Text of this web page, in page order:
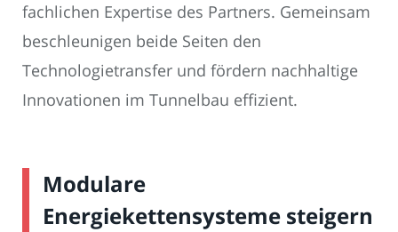
fachlichen Expertise des Partners. Gemeinsam
beschleunigen beide Seiten den
Technologietransfer und fördern nachhaltige
Innovationen im Tunnelbau effizient.
Modulare
Energiekettensysteme steigern